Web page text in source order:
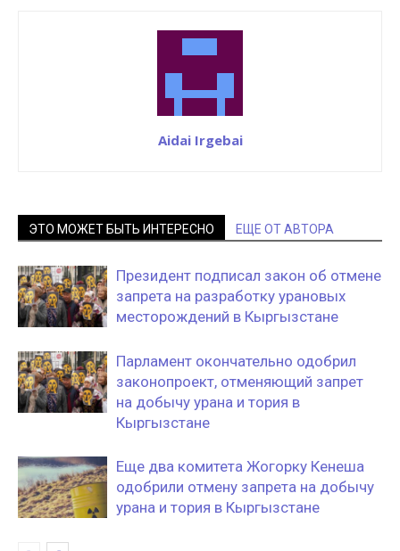
Aidai Irgebai
ЭТО МОЖЕТ БЫТЬ ИНТЕРЕСНО ЕЩЕ ОТ АВТОРА
Президент подписал закон об отмене
запрета на разработку урановых
месторождений в Кыргызстане
Парламент окончательно одобрил
законопроект, отменяющий запрет
на добычу урана и тория в
Кыргызстане
Еще два комитета Жогорку Кенеша
одобрили отмену запрета на добычу
урана и тория в Кыргызстане